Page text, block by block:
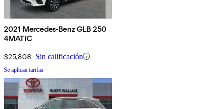
2021 Mercedes-Benz GLB 250
4MATIC
$25,808 Sin calificación
Se aplican tarifas